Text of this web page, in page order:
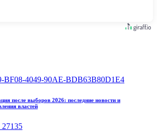
после выборов 2026: последние новости и
властей
27135